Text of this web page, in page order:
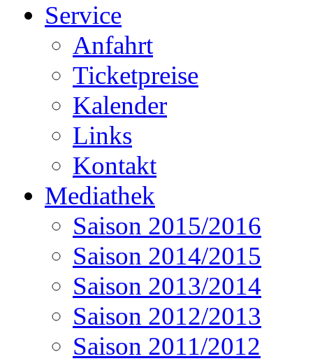
Service
Anfahrt
Ticketpreise
Kalender
Links
Kontakt
Mediathek
Saison 2015/2016
Saison 2014/2015
Saison 2013/2014
Saison 2012/2013
Saison 2011/2012